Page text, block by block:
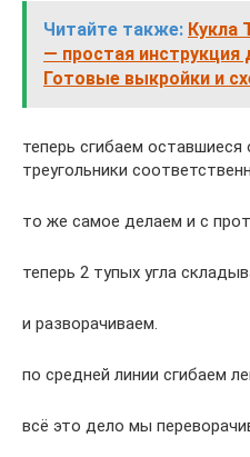
Читайте также: Кукла
— простая
Готовые выкройки и
теперь сгибаем
треугольники
то же самое делаем и с
теперь 2 тупых угла
и разворачиваем.
по средней линии сгибаем
всё это дело мы